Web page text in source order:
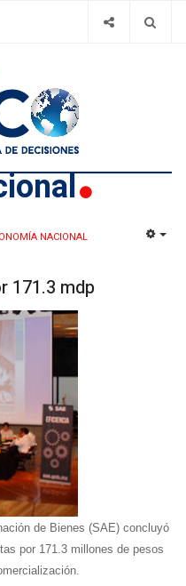
NACIONAL
171.3 mdp
de Bienes (SAE) concluyó
por 171.3 millones de pesos